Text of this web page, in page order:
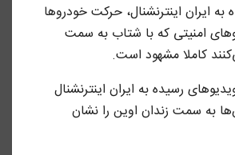
به ایران اینترنشنال، حرکت خودروها
امنیتی که با شتاب به سمت
کاملا مشهود است.
رسیده به ایران اینترنشنال
به سمت زندان اوین را نشان